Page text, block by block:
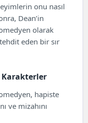
onu nasıl
Dean’in
olarak
eden bir sır
Karakterler
hapiste
ve mizahını